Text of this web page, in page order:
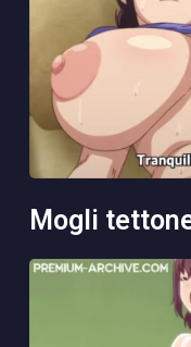
mogli